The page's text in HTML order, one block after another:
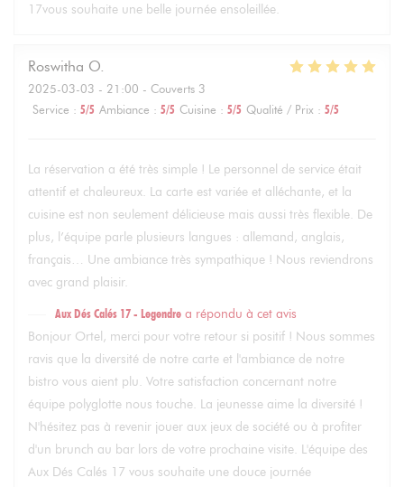
17vous souhaite une belle journée ensoleillée.
Roswitha O
2025-03-03 - 21:00 - Couverts 3
Service : 5/5 Ambiance : 5/5 Cuisine : 5/5 Qualité / Prix : 5/5
La réservation a été très simple ! Le personnel de service était
attentif et chaleureux. La carte est variée et alléchante, et la
cuisine est non seulement délicieuse mais aussi très flexible. De
plus, l’équipe parle plusieurs langues : allemand, anglais,
français… Une ambiance très sympathique ! Nous reviendrons
avec grand plaisir.
Aux Dés Calés 17 - Legendre a répondu à cet avis
Bonjour Ortel, merci pour votre retour si positif ! Nous sommes
ravis que la diversité de notre carte et l'ambiance de notre
bistro vous aient plu. Votre satisfaction concernant notre
équipe polyglotte nous touche. La jeunesse aime la diversité !
N'hésitez pas à revenir jouer aux jeux de société ou à profiter
d'un brunch au bar lors de votre prochaine visite. L'équipe des
Aux Dés Calés 17 vous souhaite une douce journée